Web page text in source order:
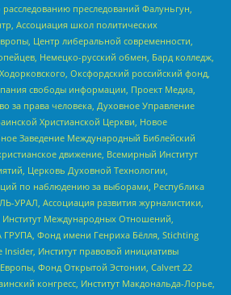
преследований Фалуньгун,
Ассоциация школ политических
Центр либеральной современности,
Немецко-русский обмен, Бард колледж,
Оксфордский российский фонд,
свободы информации, Проект Медиа,
за права человека, Духовное Управление
Христианской Церкви, Новое
Заведение Международный Библейский
движение, Всемирный Институт
Церковь Духовной Технологии,
по наблюдению за выборами, Республика
Ассоциация развития журналистики,
Институт Международных Отношений,
Фонд имени Генриха Бёлля, Stichting
Insider, Институт правовой инициативы
Фонд Открытой Эстонии, Calvert 22
конгресс, Институт Макдональда-Лорье,